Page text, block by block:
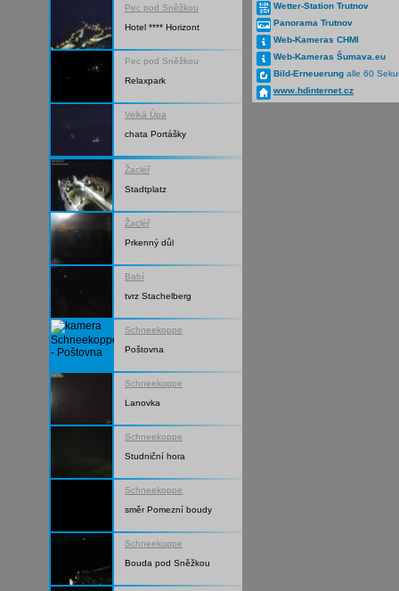
Pec pod Sněžkou
Hotel **** Horizont
Pec pod Sněžkou
Relaxpark
Velká Úpa
chata Portášky
Žacléř
Stadtplatz
Žacléř
Prkenný důl
Babí
tvrz Stachelberg
Schneekoppe
Poštovna
Schneekoppe
Lanovka
Schneekoppe
Studniční hora
Schneekoppe
směr Pomezní boudy
Schneekoppe
Bouda pod Sněžkou
Wetter-Station Trutnov
Panorama Trutnov
Web-Kameras CHMI
Web-Kameras Šumava.eu
Bild-Erneuerung alle 60
www.hdinternet.cz